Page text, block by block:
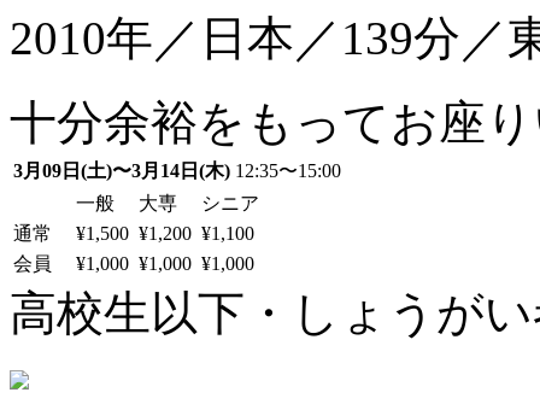
2010年／日本／139分／
十分余裕をもってお座
3月09日(土)〜3月14日(木) 12:35〜15:00
一般
大専
シニア
通常
¥1,500 ¥1,200 ¥1,100
会員
¥1,000 ¥1,000 ¥1,000
高校生以下・しょうがい